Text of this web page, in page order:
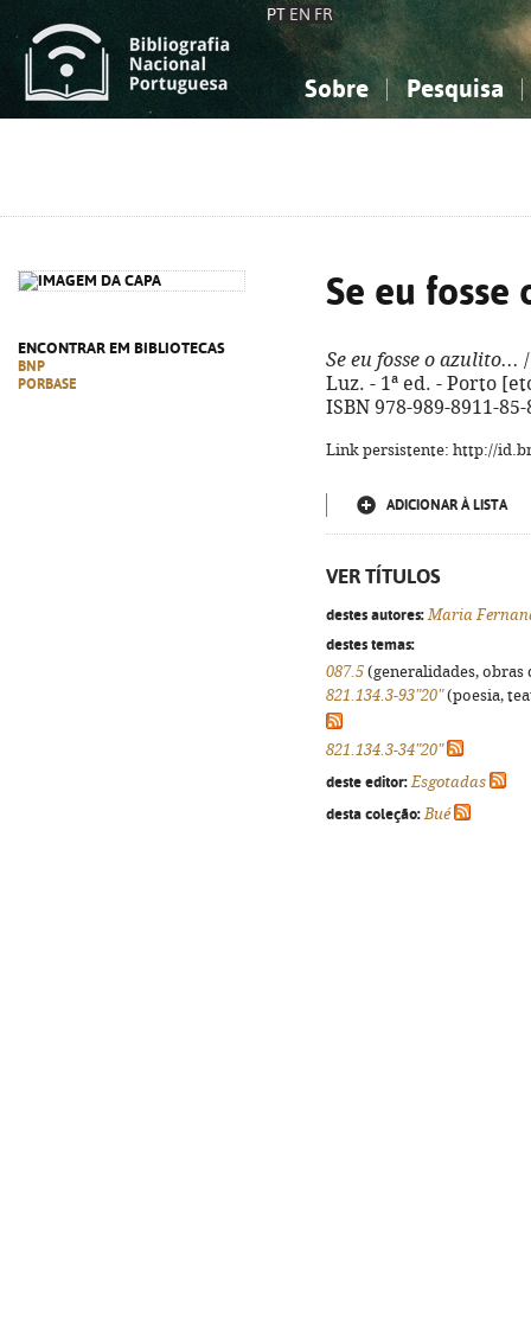
PT EN FR
Sobre Pesquisa
ENCONTRAR EM BIBLIOTECAS
BNP
PORBASE
Se eu fosse
Se eu fosse o azulito...
Luz. - 1ª ed. - Porto
ISBN 978-989-8911-85-
Link persistente: http://
ADICIONAR À LISTA
VER TÍTULOS
destes autores: Maria
destes temas:
087.5 (generalidades,
821.134.3-93"20"(poesia,
821.134.3-34"20"
deste editor: Esgotadas
desta coleção: Bué